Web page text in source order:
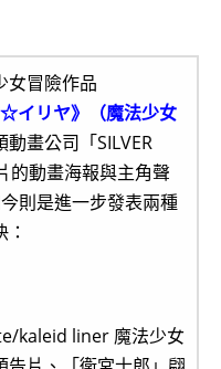
女冒險作品
イリヤ》（魔法少女
動畫公司「SILVER
的動畫海報與主角聲
則是進一步發表兩種